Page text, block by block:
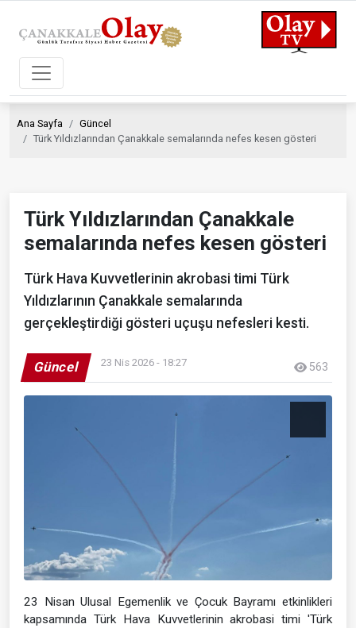
Ana Sayfa
Güncel
Türk Yıldızlarından Çanakkale semalarında nefes kesen gösteri
Türk Yıldızlarından Çanakkale
semalarında nefes kesen gösteri
Türk Hava Kuvvetlerinin akrobasi timi Türk
Yıldızlarının Çanakkale semalarında
gerçekleştirdiği gösteri uçuşu nefesleri kesti.
Güncel 23 Nis 2026 - 18:27 563
23 Nisan Ulusal Egemenlik ve Çocuk Bayramı etkinlikleri
kapsamında Türk Hava Kuvvetlerinin akrobasi timi 'Türk